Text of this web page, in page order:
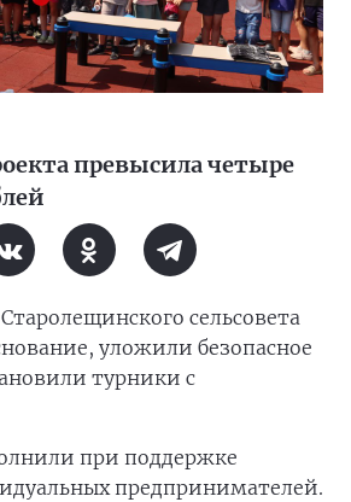
превысила четыре
сельсовета
уложили безопасное
турники с
при поддержке
предпринимателей.